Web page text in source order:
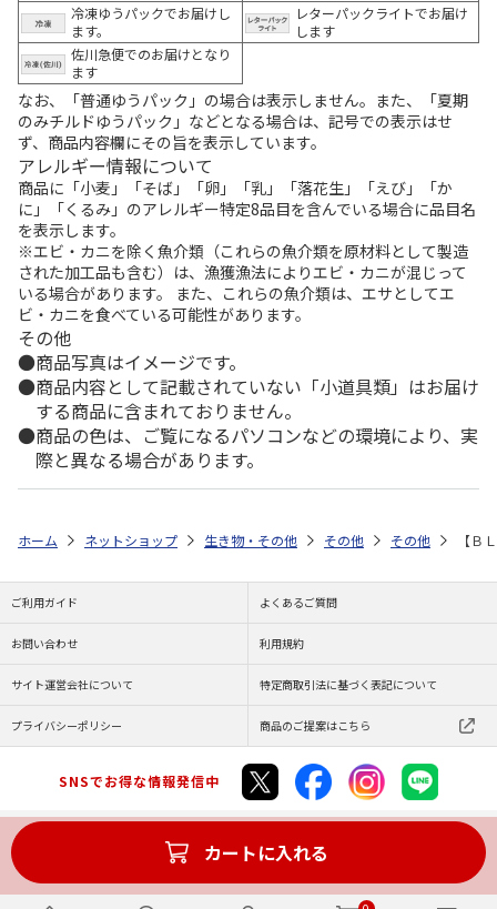
冷凍ゆうパックでお届けし
ます。
レターパックライトでお届け
します
佐川急便でのお届けとなり
ます
なお、「普通ゆうパック」の場合は表示しません。また、「夏期
のみチルドゆうパック」などとなる場合は、記号での表示はせ
ず、商品内容欄にその旨を表示しています。
アレルギー情報について
商品に「小麦」「そば」「卵」「乳」「落花生」「えび」「か
に」「くるみ」のアレルギー特定8品目を含んでいる場合に品目名
を表示します。
※エビ・カニを除く魚介類（これらの魚介類を原材料として製造
された加工品も含む）は、漁獲漁法によりエビ・カニが混じって
いる場合があります。 また、これらの魚介類は、エサとしてエ
ビ・カニを食べている可能性があります。
その他
商品写真はイメージです。
商品内容として記載されていない「小道具類」はお届け
する商品に含まれておりません。
商品の色は、ご覧になるパソコンなどの環境により、実
際と異なる場合があります。
カートに入れる
ホーム ネットショップ 生き物・その他 その他 その他 【Ｂ
ご利用ガイド よくあるご質問
お問い合わせ 利用規約
サイト運営会社について 特定商取引法に基づく表記について
プライバシーポリシー 商品のご提案はこちら
SNSでお得な情報発信中